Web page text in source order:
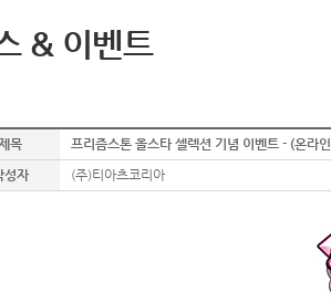
& 이벤트
목
프리즘스톤 올스타 셀렉션 기념 이벤트 - (온라
성자
(주)티아츠코리아